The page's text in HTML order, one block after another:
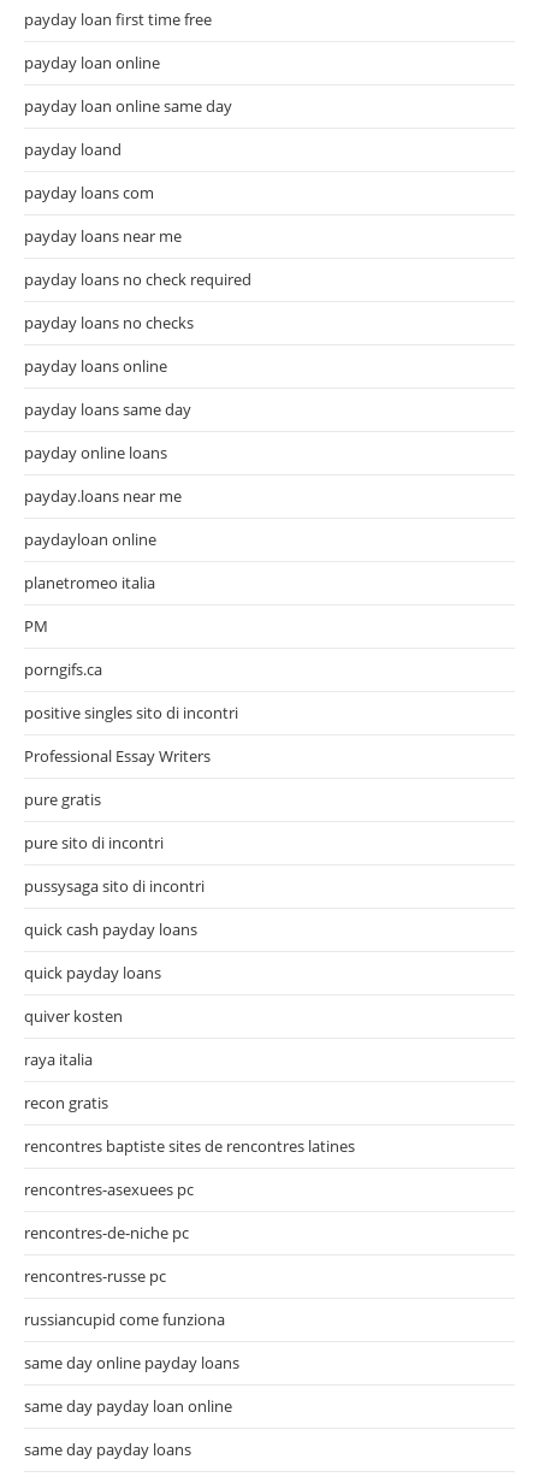
payday loan first time free
payday loan online
payday loan online same day
payday loand
payday loans com
payday loans near me
payday loans no check required
payday loans no checks
payday loans online
payday loans same day
payday online loans
payday.loans near me
paydayloan online
planetromeo italia
PM
porngifs.ca
positive singles sito di incontri
Professional Essay Writers
pure gratis
pure sito di incontri
pussysaga sito di incontri
quick cash payday loans
quick payday loans
quiver kosten
raya italia
recon gratis
rencontres baptiste sites de rencontres latines
rencontres-asexuees pc
rencontres-de-niche pc
rencontres-russe pc
russiancupid come funziona
same day online payday loans
same day payday loan online
same day payday loans